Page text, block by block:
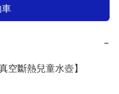
−
空斷熱兒童水壺】